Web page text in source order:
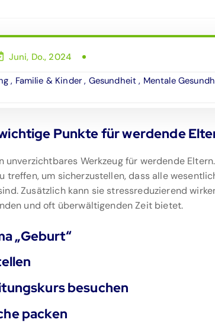
Juni, Do., 2024
, Familie & Kinder , Gesundheit , Mentale
Punkte für werdende
unverzichtbares Werkzeug für werdende
treffen, um sicherzustellen, dass alle
Zusätzlich kann sie stressreduzierend
und oft überwältigenden Zeit bietet.
„Geburt“
besuchen
packen